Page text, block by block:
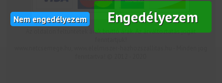
Nem engedélyezem Engedélyezem
Az oldalon feltüntetek árak bruttó árak. Az árváltoztatás jogát